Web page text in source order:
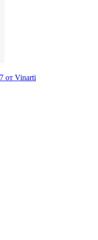
от Vinarti